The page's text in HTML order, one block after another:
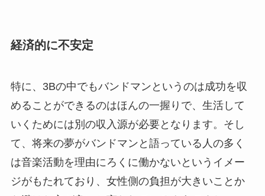
経済的に不安定
特に、3Bの中でもバンドマンというのは成功を収
めることができるのはほんの一握りで、生活して
いくためには別の収入源が必要となります。そし
て、将来の夢がバンドマンと語っている人の多く
は音楽活動を理由にろくに働かないというイメー
ジがもたれており、女性側の負担が大きいことか